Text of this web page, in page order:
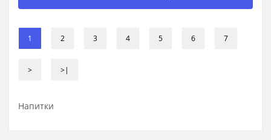
1 2 3 4 5 6 7
> >|
Напитки